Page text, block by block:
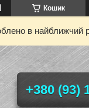
Кошик
в найближчий
+380 (93)